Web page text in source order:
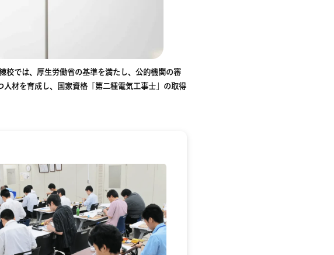
校では、厚生労働省の基準を満たし、公的機関の審
材を育成し、国家資格「第二種電気工事士」の取得